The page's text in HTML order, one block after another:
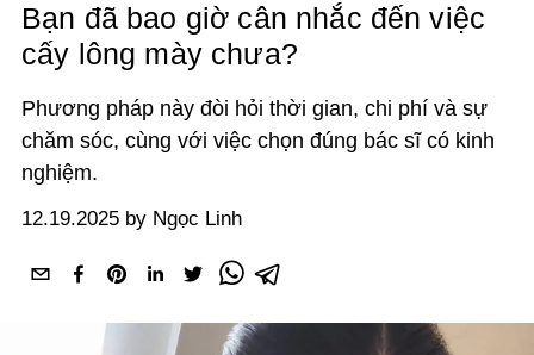
Bạn đã bao giờ cân nhắc đến việc
cấy lông mày chưa?
Phương pháp này đòi hỏi thời gian, chi phí và sự
chăm sóc, cùng với việc chọn đúng bác sĩ có kinh
nghiệm.
12.19.2025 by Ngọc Linh